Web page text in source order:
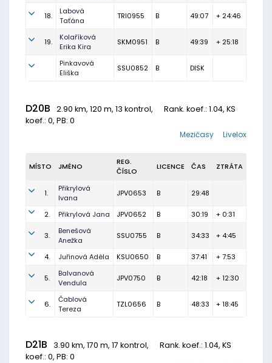
18.
Labová
Taťána
TRI0955 B 49:07 + 24:46
19.
Kolaříková
Erika Kira
SKM0951 B 49:39 + 25:18
Pinkavová
Eliška
SSU0852 B DISK
D20B 2.90 km, 120 m, 13 kontrol, Rank. koef.: 1.04, KS
koef.: 0, PB: 0
Livelox
Mezičasy
MÍSTO JMÉNO
REG.
ČÍSLO
LICENCE ČAS ZTRÁTA
1.
Přikrylová
Ivana
JPV0653 B 29:48
2. Přikrylová Jana JPV0652 B 30:19 + 0:31
3.
Benešová
Anežka
SSU0755 B 34:33 + 4:45
4. Juřinová Adéla KSU0650 B 37:41 + 7:53
5.
Balvanová
Vendula
JPV0750 B 42:18 + 12:30
6.
Čablová
Tereza
TZL0656 B 48:33 + 18:45
D21B 3.90 km, 170 m, 17 kontrol, Rank. koef.: 1.04, KS
koef.: 0, PB: 0